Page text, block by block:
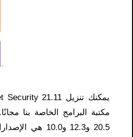
مكتبة البرامج الخاصة بنا
20.5 و12.3 و10.0